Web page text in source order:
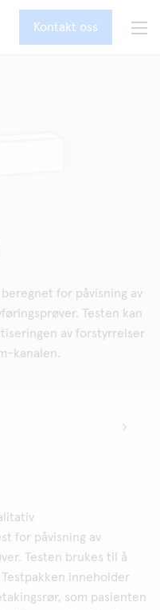
Kontakt oss
for påvisning av
Testen kan
av forstyrrelser
kanalen.
for påvisning av
Testen brukes til å
inneholder
som pasienten